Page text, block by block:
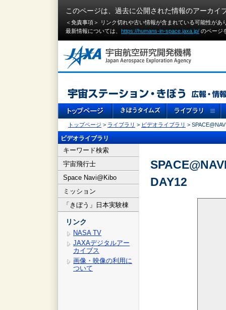
このページは、過去に公開された情報のアーカイ
＜免責事項＞ リンク切れや古い情報が含まれている可能性が
最新情報については、 https://humans-in-space.jaxa.jp/ のページ
トップページ > ライブラリ > ビデオライブラリ >
ビデオライブラリ
キーワード検索
宇宙飛行士
Space Navi@Kibo
ミッション
「きぼう」日本実験棟
リンク
NASA TV
JAXAデジタルアー
カイブス
画像・映像の利用に
ついて
DAY12